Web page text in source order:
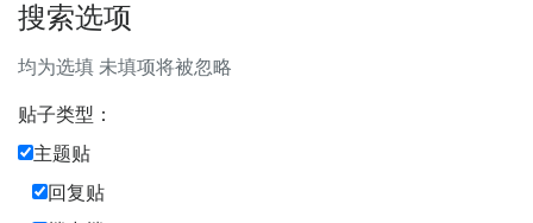
搜索选项
均为选填 未填项将被忽略
贴子类型：
主题贴
回复贴